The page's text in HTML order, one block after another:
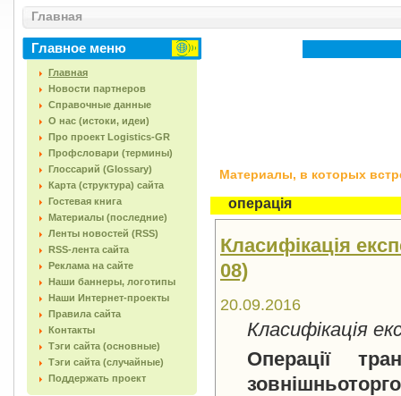
Главная
Главное меню
Главная
Новости партнеров
Справочные данные
О нас (истоки, идеи)
Про проект Logistics-GR
Профсловари (термины)
Глоссарий (Glossary)
Карта (структура) сайта
Гостевая книга
Материалы (последние)
Ленты новостей (RSS)
RSS-лента сайта
Реклама на сайте
Наши баннеры, логотипы
Наши Интернет-проекты
Правила сайта
Контакты
Тэги сайта (основные)
Тэги сайта (случайные)
Поддержать проект
Материалы, в которых
операція
Класифікація
08)
20.09.2016
Класифікація
Операції